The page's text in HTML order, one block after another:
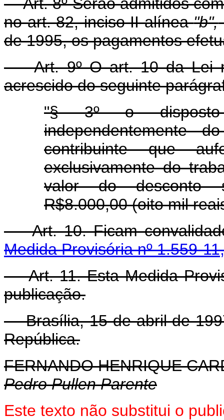
no art. 82, inciso II alínea"b",
de 1995, os pagamentos
Art. 9º O art. 10 da Lei
acrescido do seguinte
"§ 3º o disposto
independentemente
contribuinte que
exclusivamente do
valor do desconto
R$8.000,00 (oito mil
Art. 10. Ficam
Medida Provisória nº 1.559-
Art. 11. Esta Medida
publicação.
Brasília, 15 de abril de
República.
FERNANDO HENRIQUE
Pedro Pullen Parente
Este texto não substitui o